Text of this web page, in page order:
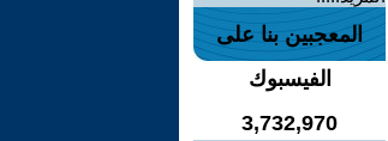
المعجبين بنا على
الفيسبوك
3,732,970